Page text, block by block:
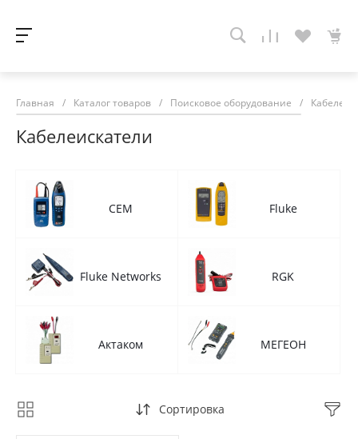
Главная / Каталог товаров / Поисковое оборудование /
Кабелеискатели
CEM Fluke
Fluke Networks RGK
Актаком МЕГЕОН
Сортировка